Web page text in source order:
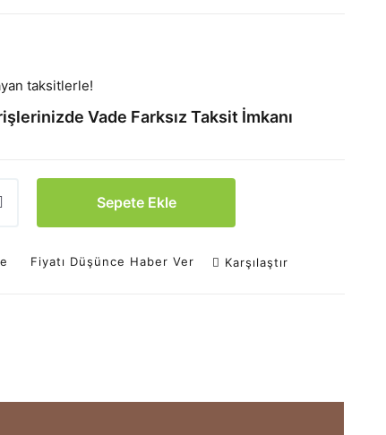
taksitlerle!
Vade Farksız Taksit İmkanı
Sepete Ekle
Fiyatı Düşünce Haber Ver Karşılaştır